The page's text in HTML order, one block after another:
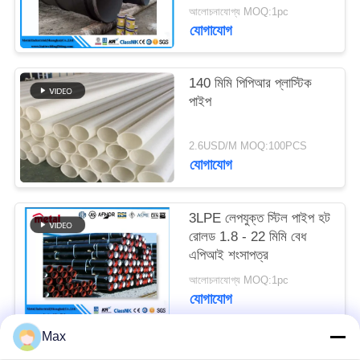
এলএসএডাব্লু
আলোচনাযোগ্য MOQ:1pc
যোগাযোগ
140 মিমি পিপিআর প্লাস্টিক
পাইপ
2.6USD/M MOQ:100PCS
যোগাযোগ
3LPE লেপযুক্ত স্টিল পাইপ হট
রোলড 1.8 - 22 মিমি বেধ
এপিআই শংসাপত্র
আলোচনাযোগ্য MOQ:1pc
যোগাযোগ
Max